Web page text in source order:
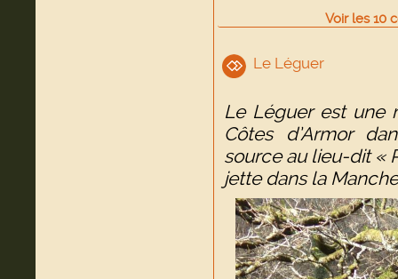
Voir les10
Le Léguer
Le Léguer est une
Côtes d’Armor
source au lieu-dit «
jette dans la